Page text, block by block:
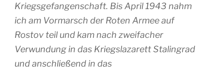
Kriegsgefangenschaft. Bis April 1943 nahm
ich am Vormarsch der Roten Armee auf
Rostov teil und kam nach zweifacher
Verwundung in das Kriegslazarett Stalingrad
und anschließend in das